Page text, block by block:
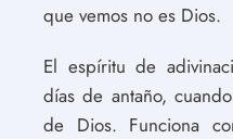
que vemos no es Dios.
El espíritu de
días de antaño,
de Dios. Funciona